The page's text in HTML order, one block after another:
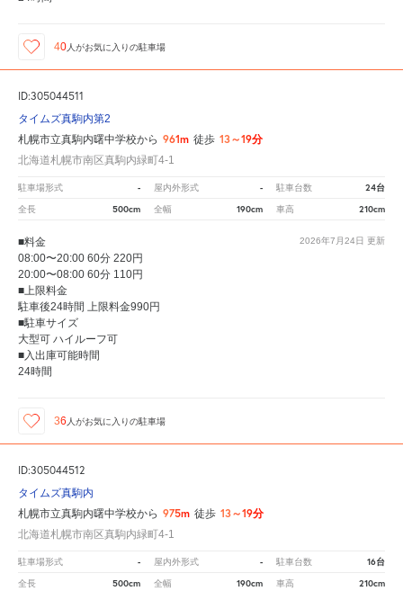
40人がお気に入りの駐車場
ID:305044511
タイムズ真駒内第2
札幌市立真駒内曙中学校から 961m 徒歩 13～19分
北海道札幌市南区真駒内緑町4-1
駐車場形式 - 屋内外形式 - 駐車台数 24台
全長 500cm 全幅 190cm 車高 210cm
2026年7月24日 更新
■料金
08:00〜20:00 60分 220円
20:00〜08:00 60分 110円
■上限料金
駐車後24時間 上限料金990円
■駐車サイズ
大型可 ハイルーフ可
■入出庫可能時間
24時間
36 人がお気に入りの駐車場
ID:305044512
タイムズ真駒内
札幌市立真駒内曙中学校から 975m 徒歩 13～19分
北海道札幌市南区真駒内緑町4-1
駐車場形式 - 屋内外形式 - 駐車台数 16台
全長 500cm 全幅 190cm 車高 210cm